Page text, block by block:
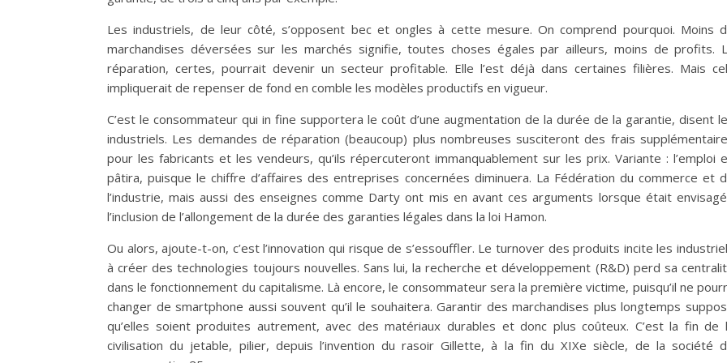
Les industriels, de leur côté, s’opposent bec et ongles à cette mesure. On comprend pourquoi. Moins
marchandises déversées sur les marchés signifie, toutes choses égales par ailleurs, moins de profits.
réparation, certes, pourrait devenir un secteur profitable. Elle l’est déjà dans certaines filières. Mais
impliquerait de repenser de fond en comble les modèles productifs en vigueur.
C’est le consommateur qui in fine supportera le coût d’une augmentation de la durée de la garantie, disent
industriels. Les demandes de réparation (beaucoup) plus nombreuses susciteront des frais
pour les fabricants et les vendeurs, qu’ils répercuteront immanquablement sur les prix. Variante : l’emploi
pâtira, puisque le chiffre d’affaires des entreprises concernées diminuera. La Fédération du commerce et
l’industrie, mais aussi des enseignes comme Darty ont mis en avant ces arguments lorsque était
l’inclusion de l’allongement de la durée des garanties légales dans la loi Hamon.
Ou alors, ajoute-t-on, c’est l’innovation qui risque de s’essouffler. Le turnover des produits incite les
à créer des technologies toujours nouvelles. Sans lui, la recherche et développement (R&D) perd sa
dans le fonctionnement du capitalisme. Là encore, le consommateur sera la première victime, puisqu’il ne
changer de smartphone aussi souvent qu’il le souhaitera. Garantir des marchandises plus longtemps
qu’elles soient produites autrement, avec des matériaux durables et donc plus coûteux. C’est la fin de
civilisation du jetable, pilier, depuis l’invention du rasoir Gillette, à la fin du XIXe siècle, de la société